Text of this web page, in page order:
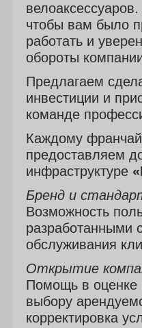
чтобы вам было
работать и
обороты
Предлагаем
инвестиции и
команде
Каждому
предоставляем
инфраструктуре
Бренд и
Возможность
разработанными
обслуживания
Открытие
Помощь в оценке
выбору
корректировка